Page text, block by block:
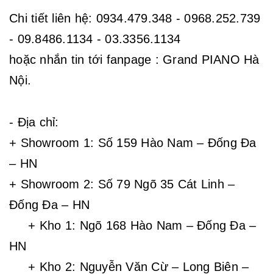
Chi tiết liên hệ: 0934.479.348 - 0968.252.739
- 09.8486.1134 - 03.3356.1134
hoặc nhắn tin tới fanpage : Grand PIANO Hà
Nội.
- Địa chỉ:
+ Showroom 1: Số 159 Hào Nam – Đống Đa
– HN
+ Showroom 2: Số 79 Ngõ 35 Cát Linh –
Đống Đa – HN
+ Kho 1: Ngõ 168 Hào Nam – Đống Đa –
HN
+ Kho 2: Nguyễn Văn Cừ – Long Biên –